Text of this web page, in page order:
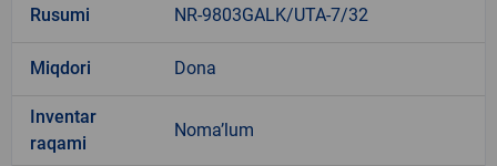
Rusumi NR-9803GALK/UTA-7/32
Miqdori Dona
Inventar
raqami
Noma’lum